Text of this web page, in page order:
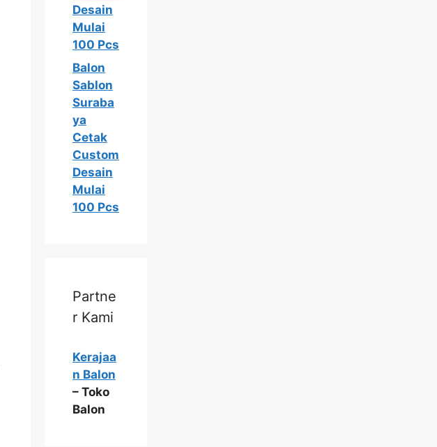
Desain
Mulai
100 Pcs
Balon
Sablon
Suraba
ya
Cetak
Custom
Desain
Mulai
100 Pcs
Partne
r Kami
Kerajaa
n Balon
– Toko
Balon